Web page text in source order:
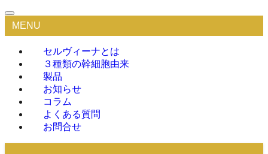
MENU
セルヴィーナとは
３種類の幹細胞由来
製品
お知らせ
コラム
よくある質問
お問合せ